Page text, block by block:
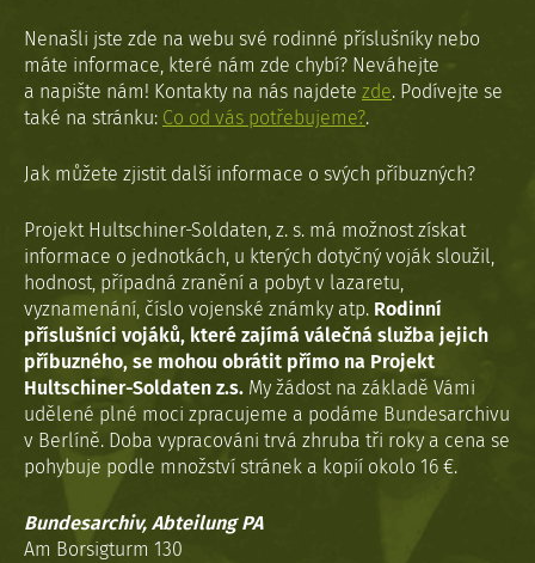
Nenašli jste zde na webu své rodinné příslušníky nebo
máte informace, které nám zde chybí? Neváhejte
a napište nám! Kontakty na nás najdete zde. Podívejte se
také na stránku: Co od vás potřebujeme?.
Jak můžete zjistit další informace o svých příbuzných?
Projekt Hultschiner-Soldaten, z. s. má možnost získat
informace o jednotkách, u kterých dotyčný voják sloužil,
hodnost, případná zranění a pobyt v lazaretu,
vyznamenání, číslo vojenské známky atp. Rodinní
příslušníci vojáků, které zajímá válečná služba jejich
příbuzného, se mohou obrátit přímo na Projekt
Hultschiner-Soldaten z.s. My žádost na základě Vámi
udělené plné moci zpracujeme a podáme Bundesarchivu
v Berlíně. Doba vypracováni trvá zhruba tři roky a cena se
pohybuje podle množství stránek a kopií okolo 16 €.
Bundesarchiv, Abteilung PA
Am Borsigturm 130